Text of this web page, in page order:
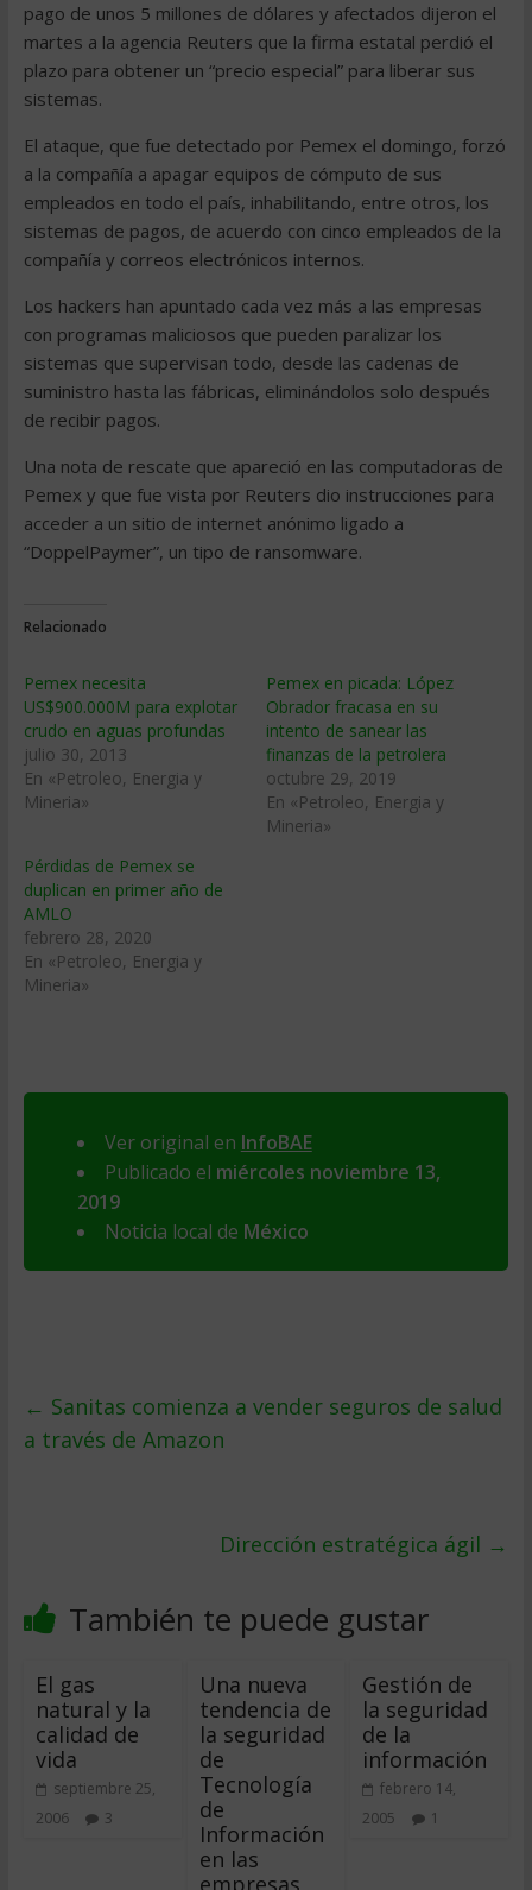
pago de unos 5 millones de dólares y afectados dijeron el
martes a la agencia Reuters que la firma estatal perdió el
plazo para obtener un “precio especial” para liberar sus
sistemas.
El ataque, que fue detectado por Pemex el domingo, forzó
a la compañía a apagar equipos de cómputo de sus
empleados en todo el país, inhabilitando, entre otros, los
sistemas de pagos, de acuerdo con cinco empleados de la
compañía y correos electrónicos internos.
Los hackers han apuntado cada vez más a las empresas
con programas maliciosos que pueden paralizar los
sistemas que supervisan todo, desde las cadenas de
suministro hasta las fábricas, eliminándolos solo después
de recibir pagos.
Una nota de rescate que apareció en las computadoras de
Pemex y que fue vista por Reuters dio instrucciones para
acceder a un sitio de internet anónimo ligado a
“DoppelPaymer”, un tipo de ransomware.
Relacionado
Pemex necesita
US$900.000M para explotar
crudo en aguas profundas
julio 30, 2013
En «Petroleo, Energia y
Mineria»
Pemex en picada: López
Obrador fracasa en su
intento de sanear las
finanzas de la petrolera
octubre 29, 2019
En «Petroleo, Energia y
Mineria»
Pérdidas de Pemex se
duplican en primer año de
AMLO
febrero 28, 2020
En «Petroleo, Energia y
Mineria»
Ver original en InfoBAE
Publicado el miércoles noviembre 13,
2019
Noticia local de México
← Sanitas comienza a vender seguros de salud
a través de Amazon
Dirección estratégica ágil →
También te puede gustar
El gas
natural y la
calidad de
vida
septiembre 25,
2006
3
Una nueva
tendencia de
la seguridad
de
Tecnología
de
Información
en las
empresas
Gestión de
la seguridad
de la
información
febrero 14,
2005
1